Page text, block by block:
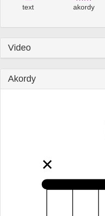
text akordy
Video
Akordy
✕